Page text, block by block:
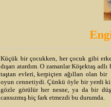
Küçük bir çocukken, her çocuk gibi
dışarı atardım. O zamanlar Köşektaş
taştan evleri, kerpiçten ağılları olan
oyun cennetiydi. Çünkü öyle bir yerdi
gözle görülür her nesne, ya da bir
cansızmış hiç fark etmezdi bu durumda.